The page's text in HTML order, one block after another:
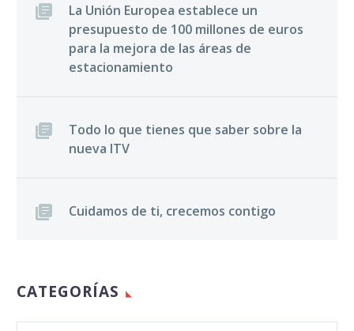
La Unión Europea establece un
presupuesto de 100 millones de euros
para la mejora de las áreas de
estacionamiento
Todo lo que tienes que saber sobre la
nueva ITV
Cuidamos de ti, crecemos contigo
CATEGORÍAS